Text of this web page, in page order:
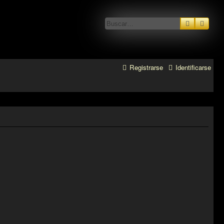
Buscar
Identificarse
Registrarse